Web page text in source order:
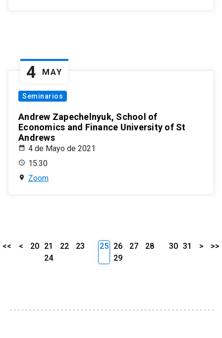
4 MAY
Seminarios
Andrew Zapechelnyuk, School of
Economics and Finance University of St
Andrews
4 de Mayo de 2021
15:30
Zoom
<< < 20 21 22
23
24
25 26 27
28
29
30 31 > >>